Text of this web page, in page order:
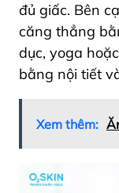
đủ giấc. Bên
căng thẳng
dục, yoga
bằng nội tiết
Xem thêm: